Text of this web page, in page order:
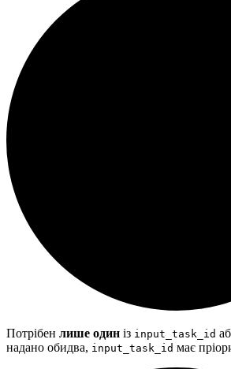
Потрібен лише один із input_task_id
надано обидва, input_task_id має